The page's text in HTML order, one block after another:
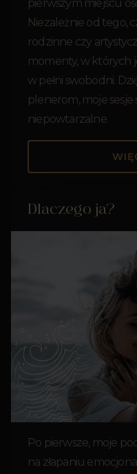
pierwszym miejscu
Niezależnie od tego,
rodzinne czy
momenty, w których
w pełni swobodni.
plenerom, moje sesje
niepowtarzalne.
Dlaczego ja?
Po pierwsze, moje
na złapaniu